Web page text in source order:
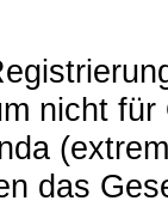
nicht
das